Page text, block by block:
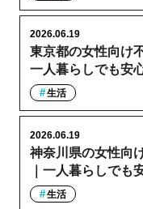
東京都の女性向け
一人暮らしでも安
2026.06.19
生活
神奈川県の女性向
｜一人暮らしでも
2026.06.19
生活